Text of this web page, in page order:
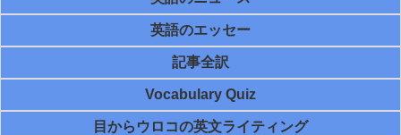
英語のエッセー
記事全訳
Vocabulary Quiz
目からウロコの英文ライティング